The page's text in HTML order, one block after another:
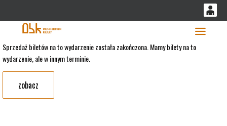
0,00
PLN
1453
Sprzedaż biletów na to wydarzenie została zakończona. Mamy bilety na to
wydarzenie, ale w innym terminie.
zobacz